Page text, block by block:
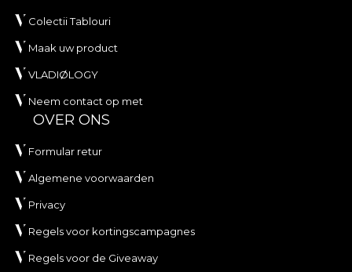
Colectii Tablouri
Maak uw product
VLADIØLOGY
Neem contact op met
OVER ONS
Formular retur
Algemene voorwaarden
Privacy
Regels voor kortingscampagnes
Regels voor de Giveaway